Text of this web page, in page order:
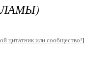
цитатник или сообщество!]